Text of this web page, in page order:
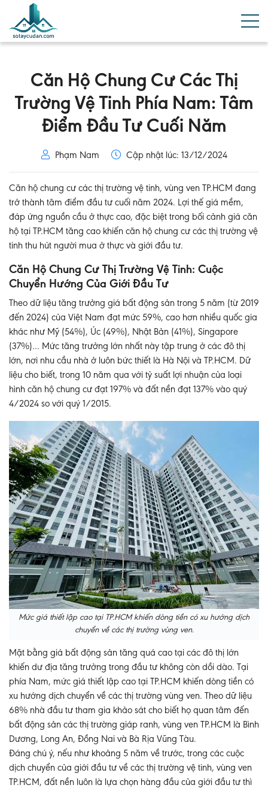
Căn Hộ Chung Cư Các Thị
Trường Vệ Tinh Phía Nam: Tâm
Điểm Đầu Tư Cuối Năm
Phạm Nam Cập nhật lúc: 13/12/2024
Căn hộ chung cư các thị trường vệ tinh, vùng ven TP.HCM đang
trở thành tâm điểm đầu tư cuối năm 2024. Lợi thế giá mềm,
đáp ứng nguồn cầu ở thực cao, đặc biệt trong bối cảnh giá căn
hộ tại TP.HCM tăng cao khiến căn hộ chung cư các thị trường vệ
tinh thu hút người mua ở thực và giới đầu tư.
Căn Hộ Chung Cư Thị Trường Vệ Tinh: Cuộc
Chuyển Hướng Của Giới Đầu Tư
Theo dữ liệu tăng trưởng giá bất động sản trong 5 năm (từ 2019
đến 2024) của Việt Nam đạt mức 59%, cao hơn nhiều quốc gia
khác như Mỹ (54%), Úc (49%), Nhật Bản (41%), Singapore
(37%)… Mức tăng trưởng lớn nhất này tập trung ở các đô thị
lớn, nơi nhu cầu nhà ở luôn bức thiết là Hà Nội và TP.HCM. Dữ
liệu cho biết, trong 10 năm qua​ với tỷ suất lợi nhuận của loại
hình căn hộ chung cư đạt 197% và đất nền đạt 137% vào quý
4/2024 so với quý 1/2015.
Mức giá thiết lập cao tại TP.HCM khiến dòng tiền có xu hướng dịch
chuyển về các thị trường vùng ven.
Mặt bằng giá bất động sản tăng quá cao tại các đô thị lớn
khiến dư địa tăng trưởng trong đầu tư không còn dồi dào. Tại
phía Nam, mức giá thiết lập cao tại TP.HCM khiến dòng tiền có
xu hướng dịch chuyển về các thị trường vùng ven. Theo dữ liệu
68% nhà đầu tư tham gia khảo sát cho biết họ quan tâm đến
bất động sản các thị trường giáp ranh, vùng ven TP.HCM là Bình
Dương, Long An, Đồng Nai và Bà Rịa Vũng Tàu.
Đáng chú ý, nếu như khoảng 5 năm về trước, trong các cuộc
dịch chuyển của giới đầu tư về các thị trường vệ tinh, vùng ven
TP.HCM, đất nền luôn là lựa chọn hàng đầu của giới đầu tư thì